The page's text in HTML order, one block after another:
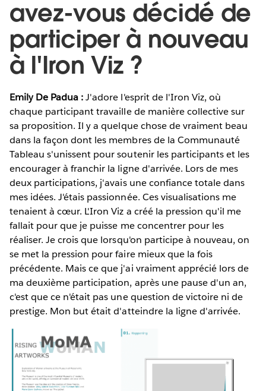
avez-vous décidé de
participer à nouveau
à l'Iron Viz ?
Emily De Padua :J'adore l'esprit de l'Iron Viz, où
chaque participant travaille de manière collective sur
sa proposition. Il y a quelque chose de vraiment beau
dans la façon dont les membres de la Communauté
Tableau s'unissent pour soutenir les participants et les
encourager à franchir la ligne d'arrivée. Lors de mes
deux participations, j'avais une confiance totale dans
mes idées. J'étais passionnée. Ces visualisations me
tenaient à cœur. L'Iron Viz a créé la pression qu'il me
fallait pour que je puisse me concentrer pour les
réaliser. Je crois que lorsqu'on participe à nouveau, on
se met la pression pour faire mieux que la fois
précédente. Mais ce que j'ai vraiment apprécié lors de
ma deuxième participation, après une pause d'un an,
c'est que ce n'était pas une question de victoire ni de
prestige. Mon but était d'atteindre la ligne d'arrivée.